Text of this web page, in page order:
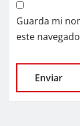
Guarda mi
este